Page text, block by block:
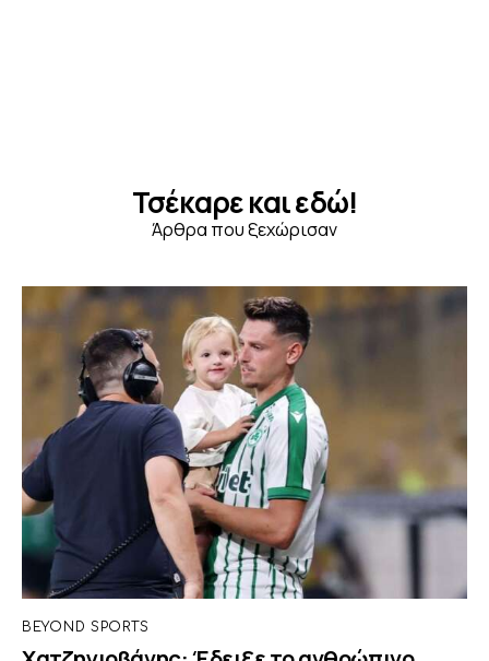
Τσέκαρε και εδώ!
Άρθρα που ξεχώρισαν
BEYOND SPORTS